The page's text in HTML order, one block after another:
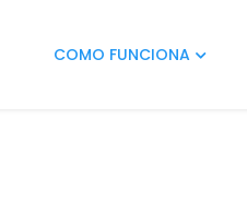
COMO FUNCIONA